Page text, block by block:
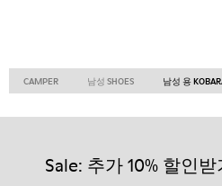
CAMPER 남성 SHOES 남성 용
Sale: 추가 10% 할인받